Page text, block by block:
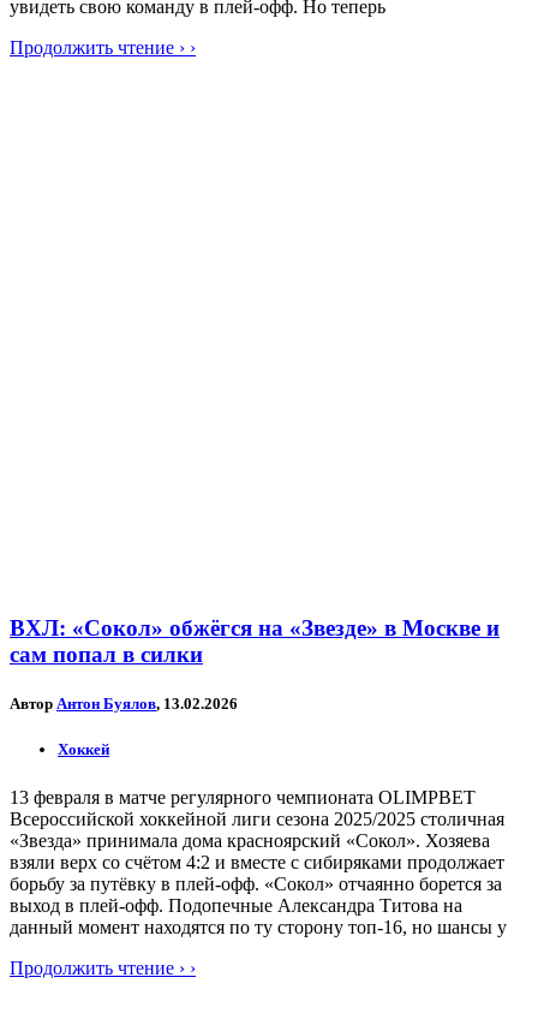
увидеть свою команду в плей-офф. Но теперь
Продолжить чтение › ›
ВХЛ: «Сокол» обжёгся на «Звезде» в Москве и
сам попал в силки
Автор Антон Буялов, 13.02.2026
Хоккей
13 февраля в матче регулярного чемпионата OLIMPBET
Всероссийской хоккейной лиги сезона 2025/2025 столичная
«Звезда» принимала дома красноярский «Сокол». Хозяева
взяли верх со счётом 4:2 и вместе с сибиряками продолжает
борьбу за путёвку в плей-офф. «Сокол» отчаянно борется за
выход в плей-офф. Подопечные Александра Титова на
данный момент находятся по ту сторону топ-16, но шансы у
Продолжить чтение › ›